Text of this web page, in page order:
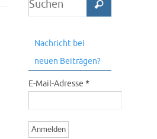
Nachricht bei
neuen Beiträgen?
E-Mail-Adresse *